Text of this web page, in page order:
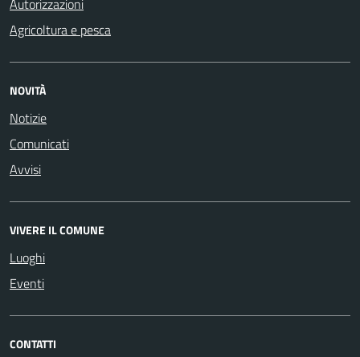
Autorizzazioni
Agricoltura e pesca
NOVITÀ
Notizie
Comunicati
Avvisi
VIVERE IL COMUNE
Luoghi
Eventi
CONTATTI